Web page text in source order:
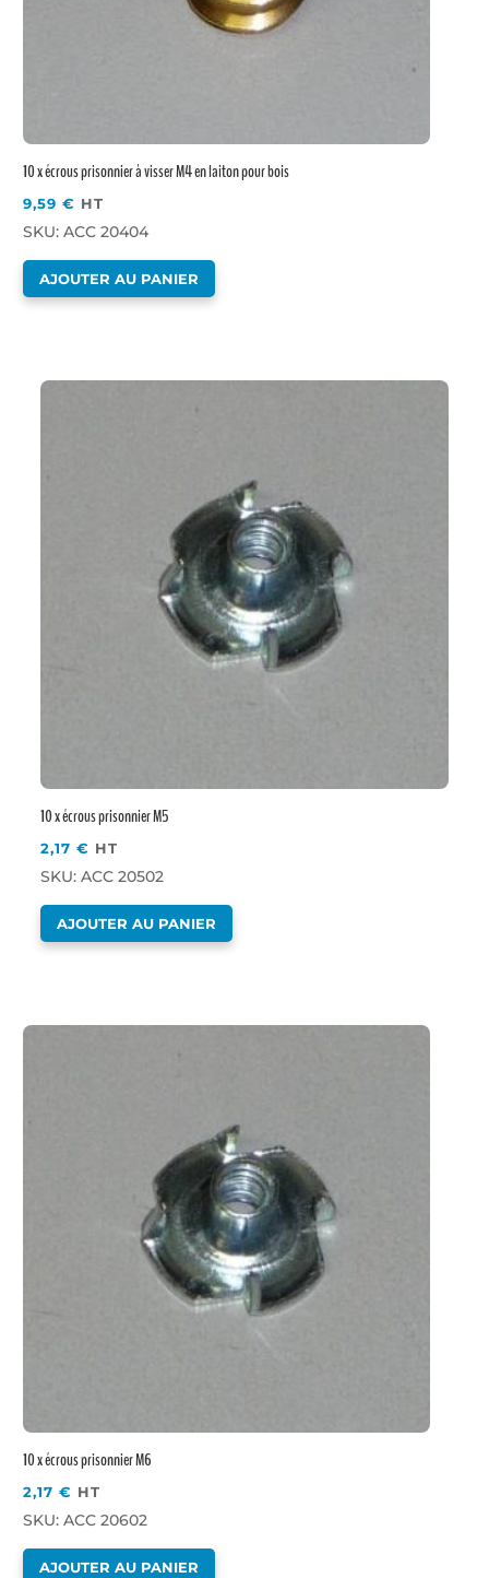
10 x écrous prisonnier à visser M4 en laiton pour bois
9,59€ HT
SKU: ACC 20404
AJOUTER AU PANIER
10 x écrous prisonnier M5
2,17€ HT
SKU: ACC 20502
AJOUTER AU PANIER
10 x écrous prisonnier M6
2,17€ HT
SKU: ACC 20602
AJOUTER AU PANIER